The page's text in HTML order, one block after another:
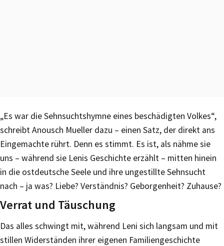
„Es war die Sehnsuchtshymne eines beschädigten Volkes“,
schreibt Anousch Mueller dazu – einen Satz, der direkt ans
Eingemachte rührt. Denn es stimmt. Es ist, als nähme sie
uns – während sie Lenis Geschichte erzählt – mitten hinein
in die ostdeutsche Seele und ihre ungestillte Sehnsucht
nach – ja was? Liebe? Verständnis? Geborgenheit? Zuhause?
Verrat und Täuschung
Das alles schwingt mit, während Leni sich langsam und mit
stillen Widerständen ihrer eigenen Familiengeschichte